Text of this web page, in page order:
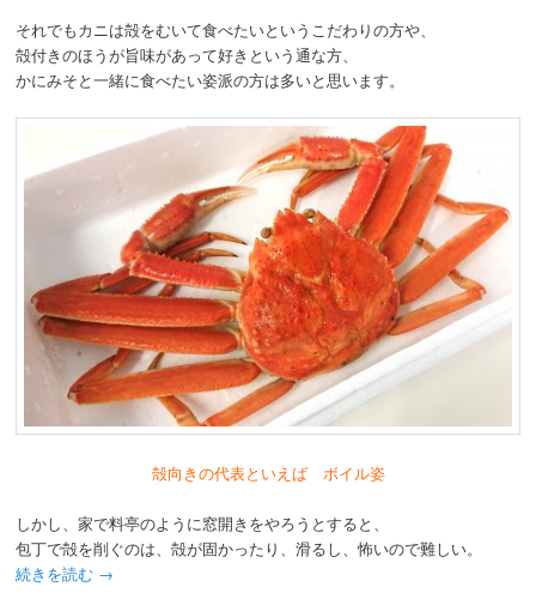
それでもカニは殻をむいて食べたいというこだわりの方や、
殻付きのほうが旨味があって好きという通な方、
かにみそと一緒に食べたい姿派の方は多いと思います。
殻向きの代表といえば ボイル姿
しかし、家で料亭のように窓開きをやろうとすると、
包丁で殻を削ぐのは、殻が固かったり、滑るし、怖いので難しい。
続きを読む →